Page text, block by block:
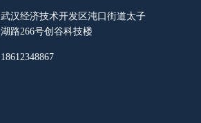
武汉经济技术开发区沌口街道太子
湖路266号创谷科技楼
18612348867